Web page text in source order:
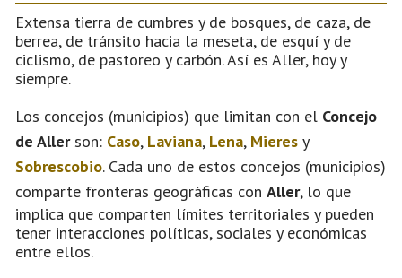
Extensa tierra de cumbres y de bosques, de caza, de
berrea, de tránsito hacia la meseta, de esquí y de
ciclismo, de pastoreo y carbón. Así es Aller, hoy y
siempre.
Los concejos (municipios) que limitan con el Concejo
de Allerson: Caso, Laviana, Lena, Mieres y
Sobrescobio. Cada uno de estos concejos (municipios)
comparte fronteras geográficas con Aller, lo que
implica que comparten límites territoriales y pueden
tener interacciones políticas, sociales y económicas
entre ellos.